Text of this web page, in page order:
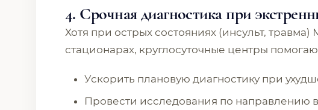
4. Срочная диагностика при
Хотя при острых состояниях (инсульт,
стационарах, круглосуточные центры
Ускорить плановую диагностику при
Провести исследования по направлению